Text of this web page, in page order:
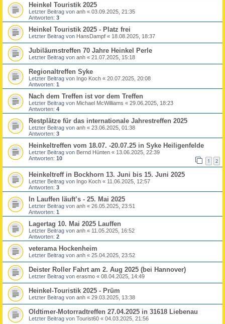
Heinkel Touristik 2025
Letzter Beitrag von anh « 03.09.2025, 21:35
Antworten: 3
Heinkel Touristik 2025 - Platz frei
Letzter Beitrag von HansDampf « 18.08.2025, 18:37
Jubiläumstreffen 70 Jahre Heinkel Perle
Letzter Beitrag von anh « 21.07.2025, 15:18
Regionaltreffen Syke
Letzter Beitrag von Ingo Koch « 20.07.2025, 20:08
Antworten: 1
Nach dem Treffen ist vor dem Treffen
Letzter Beitrag von Michael McWilliams « 29.06.2025, 18:23
Antworten: 4
Restplätze für das internationale Jahrestreffen 2025
Letzter Beitrag von anh « 23.06.2025, 01:38
Antworten: 3
Heinkeltreffen vom 18.07. -20.07.25 in Syke Heiligenfelde
Letzter Beitrag von Bernd Hünten « 13.06.2025, 22:39
Antworten: 10 1 2
Heinkeltreff in Bockhorn 13. Juni bis 15. Juni 2025
Letzter Beitrag von Ingo Koch « 11.06.2025, 12:57
Antworten: 3
In Lauffen läuft’s - 25. Mai 2025
Letzter Beitrag von anh « 26.05.2025, 23:51
Antworten: 1
Lagertag 10. Mai 2025 Lauffen
Letzter Beitrag von anh « 11.05.2025, 16:52
Antworten: 2
veterama Hockenheim
Letzter Beitrag von anh « 25.04.2025, 23:52
Deister Roller Fahrt am 2. Aug 2025 (bei Hannover)
Letzter Beitrag von erasmo « 08.04.2025, 14:49
Heinkel-Touristik 2025 - Prüm
Letzter Beitrag von anh « 29.03.2025, 13:38
Oldtimer-Motorradtreffen 27.04.2025 in 31618 Liebenau
Letzter Beitrag von Tourist60 « 04.03.2025, 21:56